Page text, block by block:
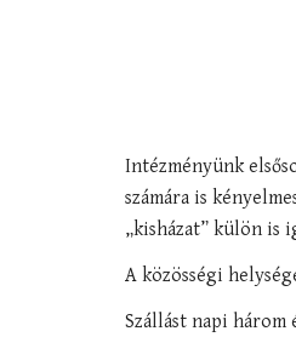
Intézményünk
számára is
„kisházat” külön is
A közösségi
Szállást napi három